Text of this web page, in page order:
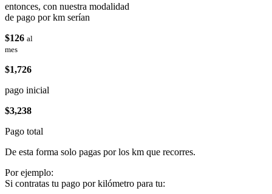
entonces, con nuestra modalidad
de pago por km serían
$126 al
mes
$1,726
pago inicial
$3,238
Pago total
De esta forma solo pagas por los km que recorres.
Por ejemplo:
Si contratas tu pago por kilómetro para tu: